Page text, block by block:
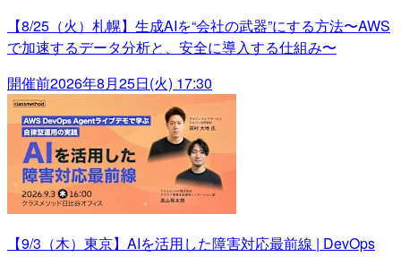
【8/25（火）札幌】生成AIを“会社の武器”にする方法〜AWS
で加速するデータ分析と、安全に導入する仕組み〜
開催前2026年8月25日(火) 17:30
【9/3（木）東京】AIを活用した障害対応最前線 | DevOps